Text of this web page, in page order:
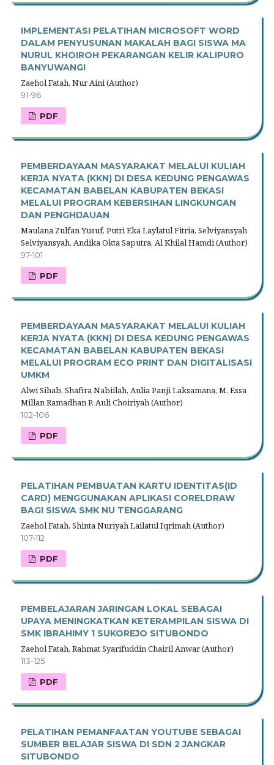
IMPLEMENTASI PELATIHAN MICROSOFT WORD
DALAM PENYUSUNAN MAKALAH BAGI SISWA MA
NURUL KHOIROH PEKARANGAN KELIR KALIPURO
BANYUWANGI
Zaehol Fatah, Nur Aini (Author)
91-96
PDF
PEMBERDAYAAN MASYARAKAT MELALUI KULIAH
KERJA NYATA (KKN) DI DESA KEDUNG PENGAWAS
KECAMATAN BABELAN KABUPATEN BEKASI
MELALUI PROGRAM KEBERSIHAN LINGKUNGAN
DAN PENGHIJAUAN
Maulana Zulfan Yusuf, Putri Eka Laylatul Fitria, Selviyansyah
Selviyansyah, Andika Okta Saputra, Al Khilal Hamdi (Author)
97-101
PDF
PEMBERDAYAAN MASYARAKAT MELALUI KULIAH
KERJA NYATA (KKN) DI DESA KEDUNG PENGAWAS
KECAMATAN BABELAN KABUPATEN BEKASI
MELALUI PROGRAM ECO PRINT DAN DIGITALISASI
UMKM
Alwi Sihab, Shafira Nabiilah, Aulia Panji Laksamana, M. Essa
Millan Ramadhan P, Auli Choiriyah (Author)
102-106
PDF
PELATIHAN PEMBUATAN KARTU IDENTITAS(ID
CARD) MENGGUNAKAN APLIKASI CORELDRAW
BAGI SISWA SMK NU TENGGARANG
Zaehol Fatah, Shinta Nuriyah Lailatul Iqrimah (Author)
107-112
PDF
PEMBELAJARAN JARINGAN LOKAL SEBAGAI
UPAYA MENINGKATKAN KETERAMPILAN SISWA DI
SMK IBRAHIMY 1 SUKOREJO SITUBONDO
Zaehol Fatah, Rahmat Syarifuddin Chairil Anwar (Author)
113-125
PDF
PELATIHAN PEMANFAATAN YOUTUBE SEBAGAI
SUMBER BELAJAR SISWA DI SDN 2 JANGKAR
SITUBONDO